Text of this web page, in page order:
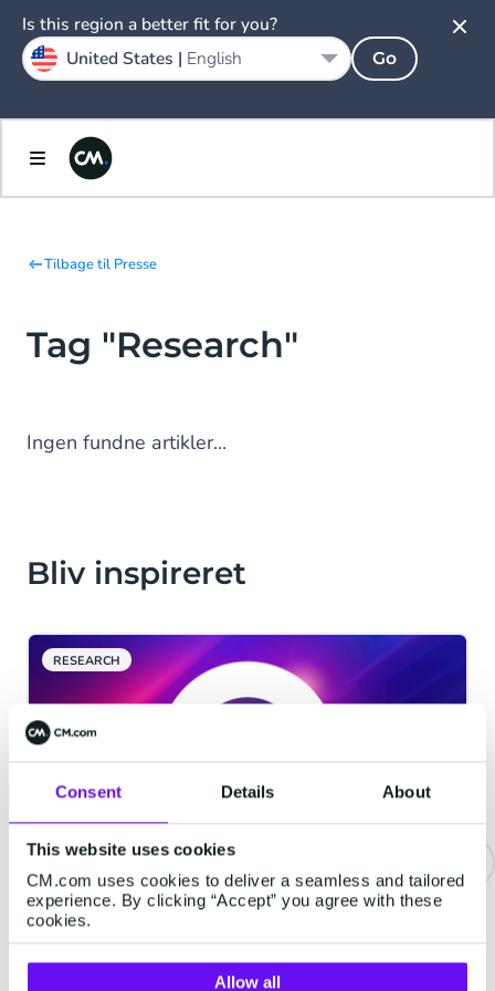
Consent Details About
This website uses cookies
CM.com uses cookies to deliver a seamless and tailored
experience. By clicking “Accept” you agree with these
cookies.
Allow all
Tilbage til Presse
Tag "Research"
Ingen fundne artikler...
Bliv inspireret
RESEARCH
CM.com lancerer Agentic AI-
platformen HALO
Breda, 6. februar 2025 - CM.com
Is this region a better fit for you?
United States | English Go